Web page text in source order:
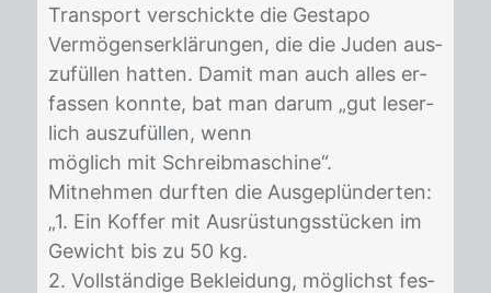
Trans­port ver­schick­te die Ge­sta­po
Ver­mö­gens­er­klä­run­gen, die die Ju­den aus­
zu­fül­len hat­ten. Da­mit man auch al­les er­
fas­sen konn­te, bat man dar­um „gut le­ser­
lich aus­zu­fül­len, wenn
mög­lich mit Schreib­ma­schi­ne“.
Mit­neh­men durf­ten die Aus­ge­plün­der­ten:
„1. Ein Kof­fer mit Aus­rüs­tungs­stü­cken im
Ge­wicht bis zu 50 kg.
2. Voll­stän­di­ge Be­klei­dung, mög­lichst fes­